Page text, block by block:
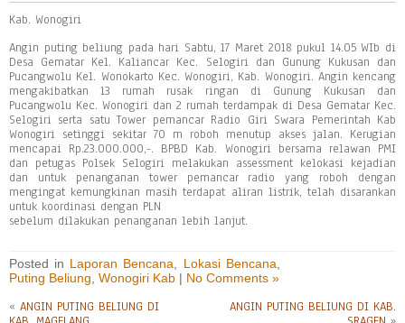
Kab. Wonogiri
Angin puting beliung pada hari Sabtu, 17 Maret 2018 pukul 14.05 WIb di
Desa Gematar Kel. Kaliancar Kec. Selogiri dan Gunung Kukusan dan
Pucangwolu Kel. Wonokarto Kec. Wonogiri, Kab. Wonogiri. Angin kencang
mengakibatkan 13 rumah rusak ringan di Gunung Kukusan dan
Pucangwolu Kec. Wonogiri dan 2 rumah terdampak di Desa Gematar Kec.
Selogiri serta satu Tower pemancar Radio Giri Swara Pemerintah Kab
Wonogiri setinggi sekitar 70 m roboh menutup akses jalan. Kerugian
mencapai Rp.23.000.000,-. BPBD Kab. Wonogiri bersama relawan PMI
dan petugas Polsek Selogiri melakukan assessment kelokasi kejadian
dan untuk penanganan tower pemancar radio yang roboh dengan
mengingat kemungkinan masih terdapat aliran listrik, telah disarankan
untuk koordinasi dengan PLN
sebelum dilakukan penanganan lebih lanjut.
Posted in Laporan Bencana Lokasi Bencana
Puting Beliung Wonogiri Kab | No Comments »
« ANGIN PUTING BELIUNG DI
ANGIN PUTING BELIUNG DI KAB.